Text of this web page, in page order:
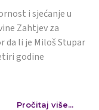
i sjećanje u
Zahtjev za
da li je Miloš Stupar
godine
Pročitaj više...